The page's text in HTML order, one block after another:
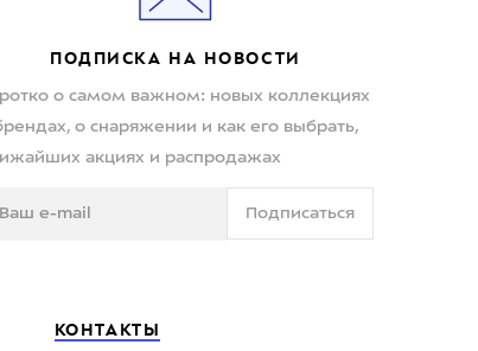
ПОДПИСКА НА НОВОСТИ
о самом важном: новых коллекциях
о снаряжении и как его выбрать,
акциях и распродажах
Подписаться
КОНТАКТЫ